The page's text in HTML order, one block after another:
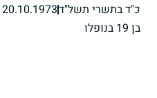
כ"ד בתשרי תשל"ד20.10.1973
בן 19 בנופלו